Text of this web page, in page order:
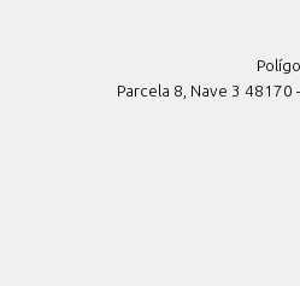
Parcela 8, Nave 3 48170